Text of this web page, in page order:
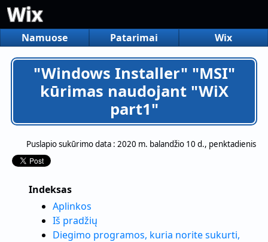
Wix
Namuose Patarimai Wix
"Windows Installer" "MSI"
kūrimas naudojant "WiX
part1"
Puslapio sukūrimo data : 2020 m. balandžio 10 d., penktadienis
Indeksas
Aplinkos
Iš pradžių
Diegimo programos, kuria norite sukurti,